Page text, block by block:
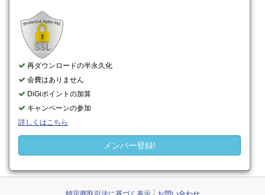
再ダウンロードの半永久化
会費はありません
DiGiポイントの加算
キャンペーンの参加
詳しくはこちら
メンバー登録!